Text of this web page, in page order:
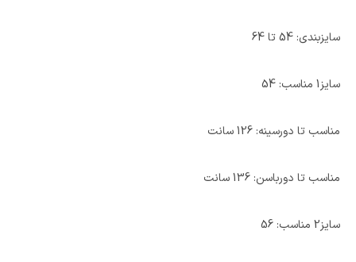
سایزبندی: 54 تا 64
سایز1 مناسب: 54
مناسب تا دورسینه: 126 سانت
مناسب تا دورباسن: 136 سانت
سایز2 مناسب: 56